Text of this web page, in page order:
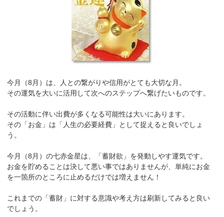
今月（8月）は、人との繋がりや信用がとても大切な月。
その運気を大いに活用して次へのステップへ繋げたいものです。
その活動に伴い出費が多くなる可能性は大いにあります。
その「お金」は「人生の必要経費」として捉えると良いでしょ
う。
今月（8月）の七赤金星は、「蓄財欲」を発動しやす運気です。
お金を貯めることは決して悪い事ではありませんが、単純にお金
を一箇所のところに止めるだけでは増えません！
これまでの「蓄財」に対する意識や考え方は刷新してみると良い
でしょう。